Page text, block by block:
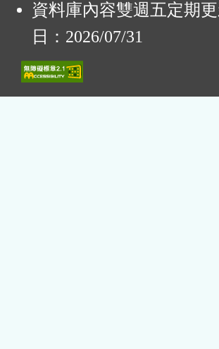
資料庫內容雙週五定期
日：2026/07/31